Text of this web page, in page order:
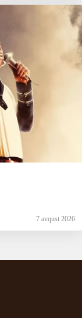
7 avqust 2026